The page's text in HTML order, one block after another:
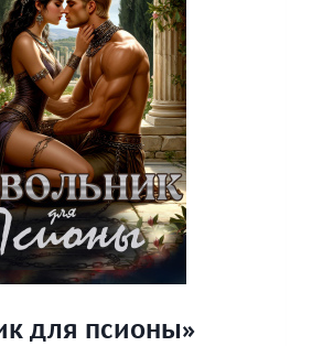
для псионы»